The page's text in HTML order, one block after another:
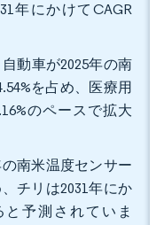
年にかけてCAGR
動車が2025年の南
を占め、医療用
のペースで拡大
南米温度センサー
チリは2031年にか
と予測されていま